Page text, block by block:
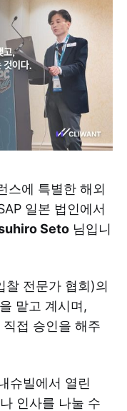
스에 특별한 해외
일본 법인에서
Seto 님입니
전문가 협회)의
맡고 계시며,
접 승인을 해주
슈빌에서 열린
인사를 나눌 수